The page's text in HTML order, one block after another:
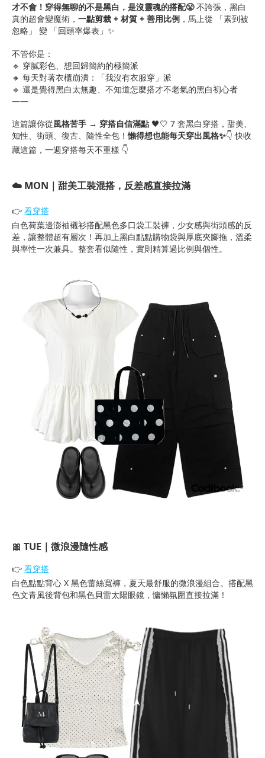
才不會！穿得無聊的不是黑白，是沒靈魂的搭配😤不誇張，黑白
真的超會變魔術， 一點剪裁 + 材質 + 善用比例 ，馬上從 「素到被
忽略」 變 「回頭率爆表」✨
不管你是：
🔹 穿膩彩色、想回歸簡約的極簡派
🔸 每天對著衣櫃崩潰：「我沒有衣服穿」派
🔹 還是覺得黑白太無趣、不知道怎麼搭才不老氣的黑白初心者
——
這篇讓你從風格苦手 → 穿搭自信滿點 🖤🤍 7 套黑白穿搭，甜美、
知性、街頭、復古、隨性全包！懶得想也能每天穿出風格✨👇 快收
藏這篇，一週穿搭每天不重樣 👇
☁️ MON｜甜美工裝混搭，反差感直接拉滿
👉 看穿搭
白色荷葉邊澎袖襯衫搭配黑色多口袋工裝褲，少女感與街頭感的反
差，讓整體超有層次！再加上黑白點點購物袋與厚底夾腳拖，溫柔
與率性一次兼具。整套看似隨性，實則精算過比例與個性。
🎀 TUE｜微浪漫隨性感
👉 看穿搭
白色點點背心 X 黑色蕾絲寬褲，夏天最舒服的微浪漫組合。搭配黑
色文青風後背包和黑色貝雷太陽眼鏡，慵懶氛圍直接拉滿！